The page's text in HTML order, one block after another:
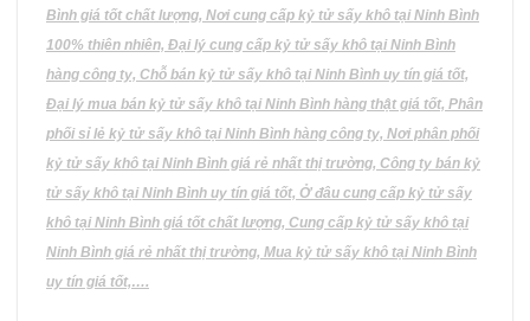
Bình giá tốt chất lượng, Nơi cung cấp kỷ tử sấy khô tại Ninh Bình
100% thiên nhiên, Đại lý cung cấp kỷ tử sấy khô tại Ninh Bình
hàng công ty, Chỗ bán kỷ tử sấy khô tại Ninh Bình uy tín giá tốt,
Đại lý mua bán kỷ tử sấy khô tại Ninh Bình hàng thật giá tốt, Phân
phối sỉ lẻ kỷ tử sấy khô tại Ninh Bình hàng công ty, Nơi phân phối
kỷ tử sấy khô tại Ninh Bình giá rẻ nhất thị trường, Công ty bán kỷ
tử sấy khô tại Ninh Bình uy tín giá tốt, Ở đâu cung cấp kỷ tử sấy
khô tại Ninh Bình giá tốt chất lượng, Cung cấp kỷ tử sấy khô tại
Ninh Bình giá rẻ nhất thị trường, Mua kỷ tử sấy khô tại Ninh Bình
uy tín giá tốt,….